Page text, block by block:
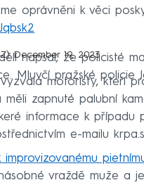
oprávněni k věci
December 19, 2023
napsal, že policisté
Mluvčí pražské policie
motoristy, kteří
měli zapnuté palubní
informace k
e-mailu
vraždě muže a